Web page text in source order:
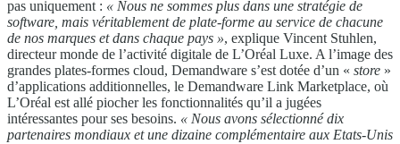
pas uniquement : « Nous ne sommes plus dans une stratégie de
software, mais véritablement de plate-forme au service de chacune
de nos marques et dans chaque pays », explique Vincent Stuhlen,
directeur monde de l’activité digitale de L’Oréal Luxe. A l’image des
grandes plates-formes cloud, Demandware s’est dotée d’un « store »
d’applications additionnelles, le Demandware Link Marketplace, où
L’Oréal est allé piocher les fonctionnalités qu’il a jugées
intéressantes pour ses besoins. « Nous avons sélectionné dix
partenaires mondiaux et une dizaine complémentaire aux Etats-Unis